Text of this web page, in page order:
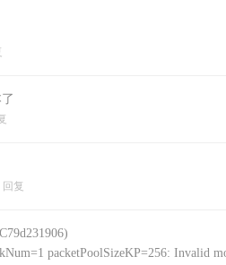
回复
packetPoolSizeKP=256: Invalid